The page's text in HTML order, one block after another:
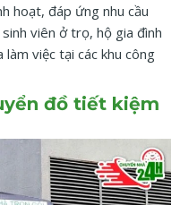
hoạt, đáp ứng nhu cầu
viên ở trọ, hộ gia đình
làm việc tại các khu công
đồ tiết kiệm